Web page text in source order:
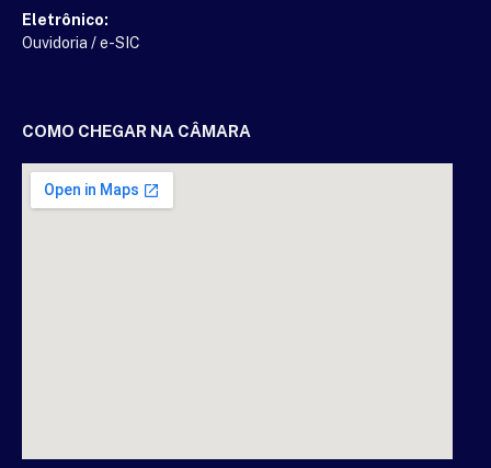
Eletrônico:
Ouvidoria /e-SIC
COMO CHEGAR NA CÂMARA